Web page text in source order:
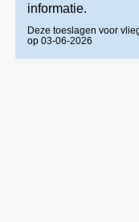
informatie.
Deze toeslagen voor
op 03-06-2026